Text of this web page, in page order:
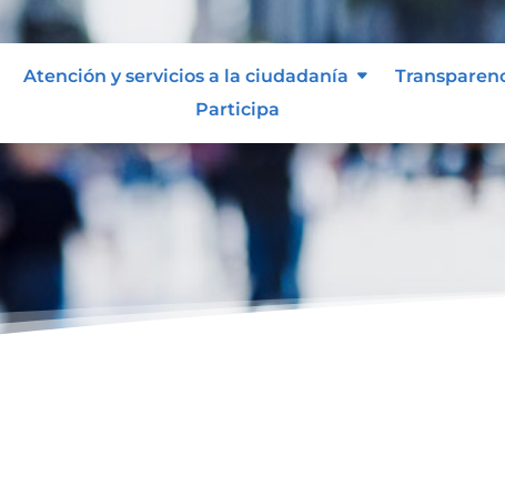
Atención y servicios a la ciudadanía
Participa